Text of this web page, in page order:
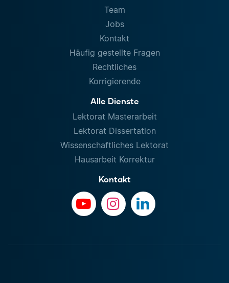
Team
Jobs
Kontakt
Häufig gestellte Fragen
Rechtliches
Korrigierende
Alle Dienste
Lektorat Masterarbeit
Lektorat Dissertation
Wissenschaftliches Lektorat
Hausarbeit Korrektur
Kontakt